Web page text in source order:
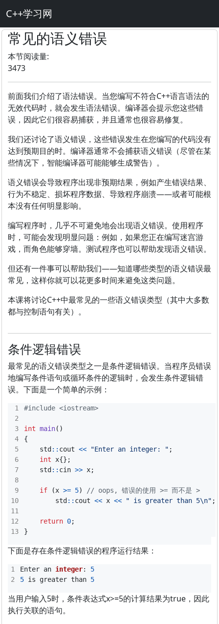
C++学习网
常见的语义错误
本节阅读量:
3473
前面我们介绍了语法错误。当您编写不符合C++语言语法的
无效代码时，就会发生语法错误。编译器会提示您这些错
误，因此它们很容易捕获，并且通常也很容易修复。
我们还讨论了语义错误，这些错误发生在您编写的代码没有
达到预期目的时。编译器通常不会捕获语义错误（尽管在某
些情况下，智能编译器可能能够生成警告）。
语义错误会导致程序出现非预期结果，例如产生错误结果、
行为不稳定、损坏程序数据、导致程序崩溃——或者可能根
本没有任何明显影响。
编写程序时，几乎不可避免地会出现语义错误。使用程序
时，可能会发现明显问题：例如，如果您正在编写迷宫游
戏，而角色能够穿墙。测试程序也可以帮助发现语义错误。
但还有一件事可以帮助我们——知道哪些类型的语义错误最
常见，这样你就可以花更多时间来避免这类问题。
本课将讨论C++中最常见的一些语义错误类型（其中大多数
都与控制语句有关）。
条件逻辑错误
最常见的语义错误类型之一是条件逻辑错误。当程序员错误
地编写条件语句或循环条件的逻辑时，会发生条件逻辑错
误。下面是一个简单的示例：
3
4
5
6
7
8
9
10
13
#include <iostream>
int main()
{
std :: cout << "Enter an integer: " ;
int
x{};
std :: cin >> x;
if (x >= 5)
std :: cout << x << " is greater than 5\n" ;
return 0;
}
下面是存在条件逻辑错误的程序运行结果：
Enter an integer:
5
5 is greater than 5
当用户输入5时，条件表达式x>=5的计算结果为true，因此
执行关联的语句。